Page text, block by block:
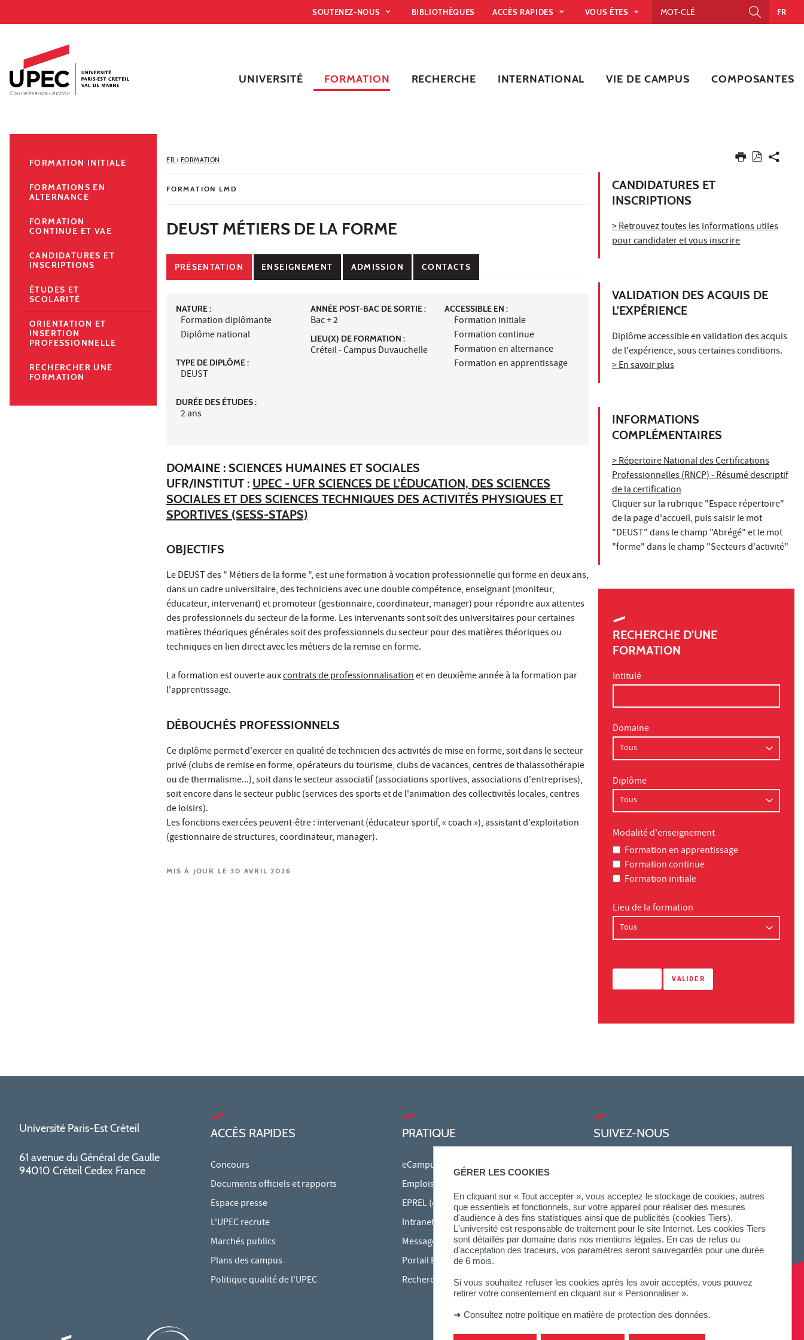
GÉRER LES COOKIES
En cliquant sur « Tout accepter », vous acceptez le stockage de cookies, autres
que essentiels et fonctionnels, sur votre appareil pour réaliser des mesures
d'audience à des fins statistiques ainsi que de publicités (cookies Tiers).
L'université est responsable de traitement pour le site Internet. Les cookies Tiers
sont détaillés par domaine dans nos mentions légales. En cas de refus ou
d'acceptation des traceurs, vos paramètres seront sauvegardés pour une durée
de 6 mois.
Si vous souhaitez refuser les cookies après les avoir acceptés, vous pouvez
retirer votre consentement en cliquant sur « Personnaliser ».
➜ Consultez notre politique en matière de protection des données.
Accès directs
Recherche
Navigation secondaire
SOUTENEZ-NOUS BIBLIOTHÈQUES ACCÈS RAPIDES VOUS ÊTES FR
UNIVERSITÉ FORMATION RECHERCHE INTERNATIONAL VIE DE CAMPUS COMPOSANTES
FR › FORMATION
FORMATION LMD
DEUST MÉTIERS DE LA FORME
PRÉSENTATION ENSEIGNEMENT ADMISSION CONTACTS
NATURE :
Formation diplômante
Diplôme national
TYPE DE DIPLÔME :
DEUST
DURÉE DES ÉTUDES :
2 ans
ANNÉE POST-BAC DE SORTIE :
Bac + 2
LIEU(X) DE FORMATION :
Créteil - Campus Duvauchelle
ACCESSIBLE EN :
Formation initiale
Formation continue
Formation en alternance
Formation en apprentissage
DOMAINE : SCIENCES HUMAINES ET SOCIALES
UFR/INSTITUT : UPEC - UFR SCIENCES DE L'ÉDUCATION, DES SCIENCES
SOCIALES ET DES SCIENCES TECHNIQUES DES ACTIVITÉS PHYSIQUES ET
SPORTIVES (SESS-STAPS)
OBJECTIFS
Le DEUST des " Métiers de la forme ", est une formation à vocation professionnelle qui forme en deux ans,
dans un cadre universitaire, des techniciens avec une double compétence, enseignant (moniteur,
éducateur, intervenant) et promoteur (gestionnaire, coordinateur, manager) pour répondre aux attentes
des professionnels du secteur de la forme. Les intervenants sont soit des universitaires pour certaines
matières théoriques générales soit des professionnels du secteur pour des matières théoriques ou
techniques en lien direct avec les métiers de la remise en forme.
La formation est ouverte auxcontrats de professionnalisationet en deuxième année à la formation par
l'apprentissage.
DÉBOUCHÉS PROFESSIONNELS
Ce diplôme permet d'exercer en qualité de technicien des activités de mise en forme, soit dans le secteur
privé (clubs de remise en forme, opérateurs du tourisme, clubs de vacances, centres de thalassothérapie
ou de thermalisme...), soit dans le secteur associatif (associations sportives, associations d'entreprises),
soit encore dans le secteur public (services des sports et de l'animation des collectivités locales, centres
de loisirs).
Les fonctions exercées peuvent-être : intervenant (éducateur sportif, « coach »), assistant d'exploitation
(gestionnaire de structures, coordinateur, manager).
MIS À JOUR LE 30 AVRIL 2026
CANDIDATURES ET
INSCRIPTIONS
> Retrouvez toutes les informations utiles
pour candidater et vous inscrire
VALIDATION DES ACQUIS DE
L'EXPÉRIENCE
Diplôme accessible en validation des acquis
de l'expérience, sous certaines conditions.
> En savoir plus
INFORMATIONS
COMPLÉMENTAIRES
> Répertoire National des Certifications
Professionnelles (RNCP) - Résumé descriptif
de la certification
Cliquer sur la rubrique "Espace répertoire"
de la page d'accueil, puis saisir le mot
"DEUST" dans le champ "Abrégé" et le mot
"forme" dans le champ "Secteurs d'activité"
RECHERCHE D'UNE
FORMATION
Intitulé
Domaine
Diplôme
Modalité d'enseignement
Formation en apprentissage
Formation continue
Formation initiale
Lieu de la formation
FORMATION INITIALE
FORMATIONS EN
ALTERNANCE
FORMATION
CONTINUE ET VAE
CANDIDATURES ET
INSCRIPTIONS
ÉTUDES ET
SCOLARITÉ
ORIENTATION ET
INSERTION
PROFESSIONNELLE
RECHERCHER UNE
FORMATION
Université Paris-Est Créteil
61 avenue du Général de Gaulle
94010 Créteil Cedex France
ACCÈS RAPIDES
Concours
Documents officiels et rapports
Espace presse
L'UPEC recrute
Marchés publics
Plans des campus
Politique qualité de l'UPEC
PRATIQUE
eCampus
Emplois du temps en ligne
EPREL (cours en ligne)
Intranet des personnels
Messagerie étudiante
Portail Bu Athéna
Rechercher une formation
SUIVEZ-NOUS